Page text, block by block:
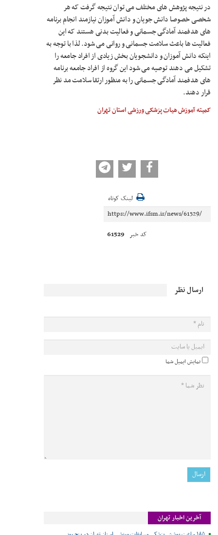
در نتیجه پژوهش های مختلف می توان نتیجه گرفت که هر
شخصی خصوصا دانش جویان و دانش آموزان نیازمند انجام برنامه
های هدفمند آمادگی جسمانی و فعالیت بدنی هستند که این
فعالیت ها باعث سلامت جسمانی و روانی می شود. لذا با توجه به
اینکه دانش آموزان و دانشجویان بخش زیادی از افراد جامعه را
تشکیل می دهند توصیه می شود این گروه از افراد جامعه برنامه
های هدفمند آمادگی جسمانی را به منظور ارتقا سلامت مد نظر
قرار دهند.
کمیته آموزش هیات پزشکی ورزشی استان تهران
لینک کوتاه
کد خبر 61529
ارسال نظر
نمایش ایمیل شما
آخرین اخبار تهران